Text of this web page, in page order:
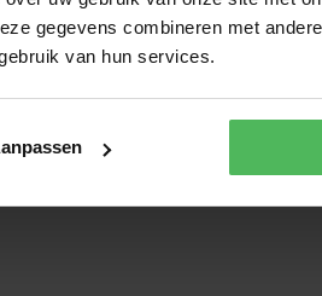
gegevens combineren met
van hun services.